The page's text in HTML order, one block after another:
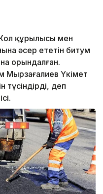
құрылысы мен
әсер ететін битум
орындалған.
Мырзағалиев Үкімет
деп